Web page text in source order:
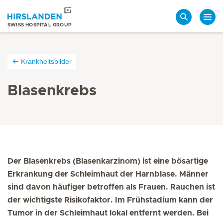
SWISS HOSPITAL GROUP
Krankheitsbilder
Blasenkrebs
Der Blasenkrebs (Blasenkarzinom) ist eine bösartige
Erkrankung der Schleimhaut der Harnblase. Männer
sind davon häufiger betroffen als Frauen. Rauchen ist
der wichtigste Risikofaktor. Im Frühstadium kann der
Tumor in der Schleimhaut lokal entfernt werden. Bei